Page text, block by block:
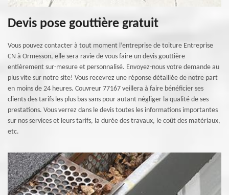
Devis pose gouttière gratuit
Vous pouvez contacter à tout moment l’entreprise de toiture Entreprise
CN à Ormesson, elle sera ravie de vous faire un devis gouttière
entièrement sur-mesure et personnalisé. Envoyez-nous votre demande au
plus vite sur notre site! Vous recevrez une réponse détaillée de notre part
en moins de 24 heures. Couvreur 77167 veillera à faire bénéficier ses
clients des tarifs les plus bas sans pour autant négliger la qualité de ses
prestations. Vous verrez dans le devis toutes les informations importantes
sur nos services et leurs tarifs, la durée des travaux, le coût des matériaux,
etc.